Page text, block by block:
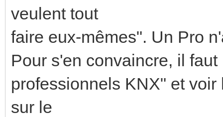
veulent tout
faire eux-mêmes". Un Pro
Pour s'en convaincre, il
professionnels KNX" et
sur le